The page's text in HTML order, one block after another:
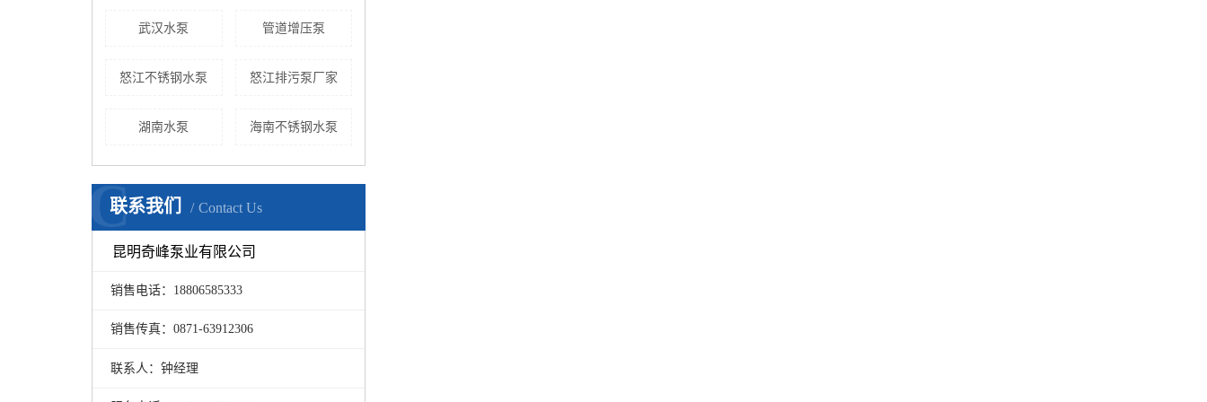
武汉水泵 管道增压泵
怒江不锈钢水泵 怒江排污泵厂家
湖南水泵 海南不锈钢水泵
联系我们 Contact Us
C
昆明奇峰泵业有限公司
销售电话：18806585333
销售传真：0871-63912306
联系人：钟经理